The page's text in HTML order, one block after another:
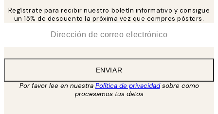
Regístrate para recibir nuestro boletín informativo y consigue
un 15% de descuento la próxima vez que compres pósters.
ENVIAR
Por favor lee en nuestra Política de privacidadsobre como
procesamos tus datos